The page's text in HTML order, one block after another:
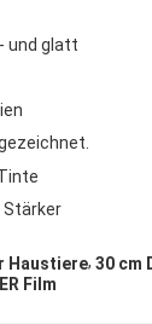
und glatt
Stärker
Haustiere, 30 cm
Film